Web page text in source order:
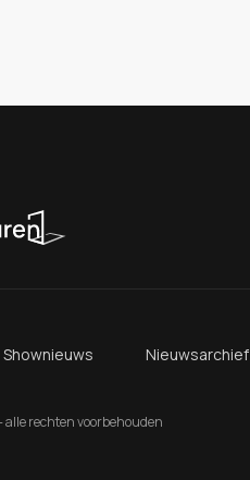
Shownieuws Nieuwsarchief
rechten voorbehouden